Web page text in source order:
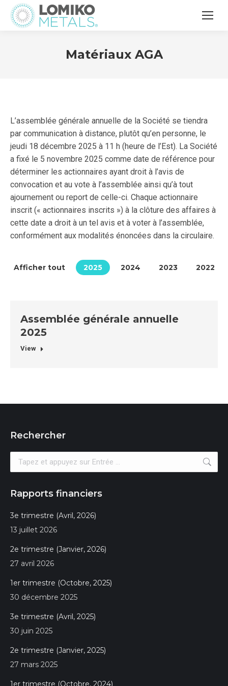
Matériaux AGA
L’assemblée générale annuelle de la Société se tiendra
par communication à distance, plutôt qu’en personne, le
jeudi 18 décembre 2025 à 11 h (heure de l’Est). La Société
a fixé le 5 novembre 2025 comme date de référence pour
déterminer les actionnaires ayant droit à l’avis de
convocation et au vote à l’assemblée ainsi qu’à tout
ajournement ou report de celle-ci. Chaque actionnaire
inscrit (« actionnaires inscrits ») à la clôture des affaires à
cette date a droit à un tel avis et à voter à l’assemblée,
conformément aux modalités énoncées dans la circulaire.
Afficher tout 2022
2023
2024
2025
Assemblée générale annuelle
2025
View
Rechercher
Recherche
:
Rapports financiers
3e trimestre (Avril, 2026)
13 juillet 2026
2e trimestre (Janvier, 2026)
27 avril 2026
1er trimestre (Octobre, 2025)
30 décembre 2025
3e trimestre (Avril, 2025)
30 juin 2025
2e trimestre (Janvier, 2025)
27 mars 2025
1er trimestre (Octobre, 2024)